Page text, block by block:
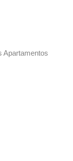
Apartamentos